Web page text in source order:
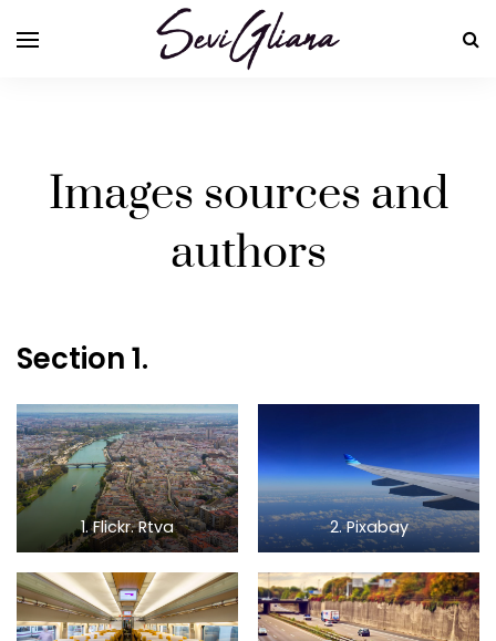
Images sources and
authors
Section 1.
1. Flickr. Rtva 2. Pixabay